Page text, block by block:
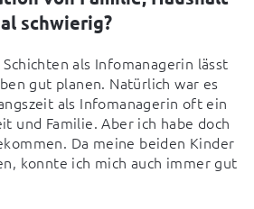
schwierig?
als Infomanagerin lässt
gut planen. Natürlich war es
als Infomanagerin oft ein
und Familie. Aber ich habe doch
Da meine beiden Kinder
konnte ich mich auch immer gut